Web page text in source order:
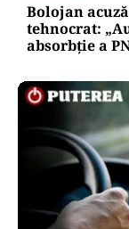
Bolojan
tehnocrat:
absorbţie a